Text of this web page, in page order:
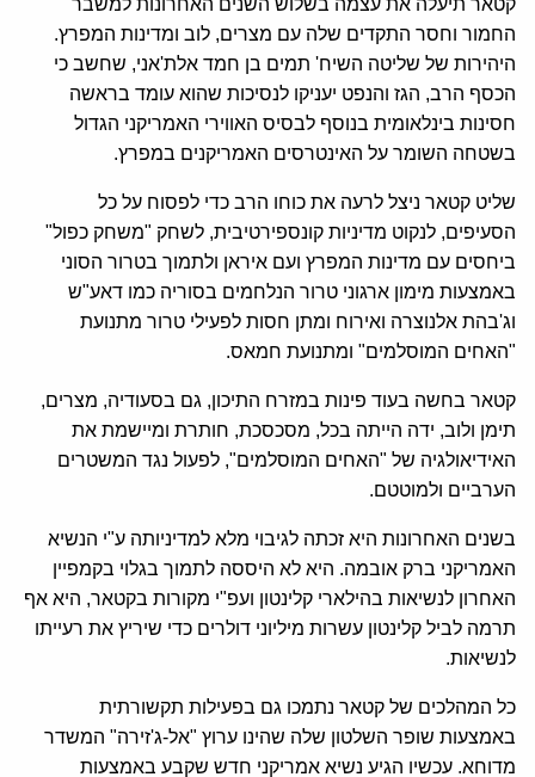
קטאר תיעלה את עצמה בשלוש השנים האחרונות למשבר
החמור וחסר התקדים שלה עם מצרים, לוב ומדינות המפרץ.
היהירות של שליטה השיח' תמים בן חמד אלת'אני, שחשב כי
הכסף הרב, הגז והנפט יעניקו לנסיכות שהוא עומד בראשה
חסינות בינלאומית בנוסף לבסיס האווירי האמריקני הגדול
בשטחה השומר על האינטרסים האמריקנים במפרץ.
שליט קטאר ניצל לרעה את כוחו הרב כדי לפסוח על כל
הסעיפים, לנקוט מדיניות קונספירטיבית, לשחק "משחק כפול"
ביחסים עם מדינות המפרץ ועם איראן ולתמוך בטרור הסוני
באמצעות מימון ארגוני טרור הנלחמים בסוריה כמו דאע"ש
וג'בהת אלנוצרה ואירוח ומתן חסות לפעילי טרור מתנועת
"האחים המוסלמים" ומתנועת חמאס.
קטאר בחשה בעוד פינות במזרח התיכון, גם בסעודיה, מצרים,
תימן ולוב, ידה הייתה בכל, מסכסכת, חותרת ומיישמת את
האידיאולגיה של "האחים המוסלמים", לפעול נגד המשטרים
הערביים ולמוטטם.
בשנים האחרונות היא זכתה לגיבוי מלא למדיניותה ע"י הנשיא
האמריקני ברק אובמה. היא לא היססה לתמוך בגלוי בקמפיין
האחרון לנשיאות בהילארי קלינטון ועפ"י מקורות בקטאר, היא אף
תרמה לביל קלינטון עשרות מיליוני דולרים כדי שיריץ את רעייתו
לנשיאות.
כל המהלכים של קטאר נתמכו גם בפעילות תקשורתית
באמצעות שופר השלטון שלה שהינו ערוץ "אל-ג'זירה" המשדר
מדוחא. עכשיו הגיע נשיא אמריקני חדש שקבע באמצעות